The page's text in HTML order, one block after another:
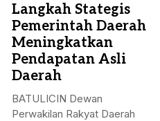
Langkah Stategis
Pemerintah Daerah
Meningkatkan
Pendapatan Asli
Daerah
BATULICIN Dewan
Perwakilan Rakyat Daerah